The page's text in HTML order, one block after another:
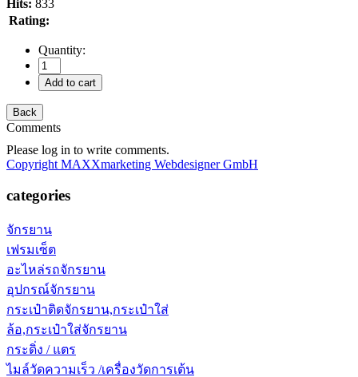
Hits: 833
Rating:
Quantity:
Comments
Please log in to write comments.
Copyright MAXXmarketing Webdesigner GmbH
categories
จักรยาน
เฟรมเซ็ต
อะไหล่รถจักรยาน
อุปกรณ์จักรยาน
กระเป๋าติดจักรยาน,กระเป๋าใส่
ล้อ,กระเป๋าใส่จักรยาน
กระดิ่ง / แตร
ไมล์วัดความเร็ว /เครื่องวัดการเต้น